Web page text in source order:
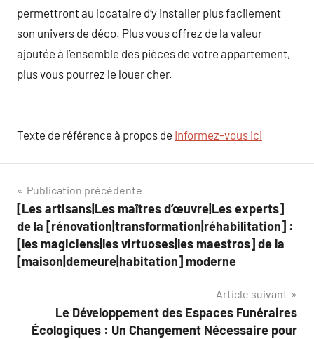
permettront au locataire d’y installer plus facilement
son univers de déco. Plus vous offrez de la valeur
ajoutée à l’ensemble des pièces de votre appartement,
plus vous pourrez le louer cher.
Texte de référence à propos de Informez-vous ici
Navigation
de
l’article
Publication précédente
[Les artisans|Les maîtres d’œuvre|Les experts]
de la [rénovation|transformation|réhabilitation] :
[les magiciens|les virtuoses|les maestros] de la
[maison|demeure|habitation] moderne
Article suivant
Le Développement des Espaces Funéraires
Écologiques : Un Changement Nécessaire pour